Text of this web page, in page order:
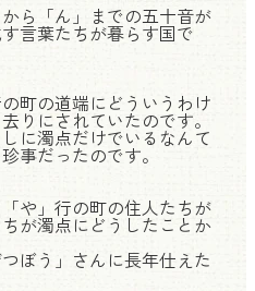
ら「ん」までの五十音が
言葉たちが暮らす国で
町の道端にどういうわけ
りにされていたのです。
に濁点だけでいるなんて
事だったのです。
や」行の町の住人たちが
が濁点にどうしたことか
ぼう」さんに長年仕えた